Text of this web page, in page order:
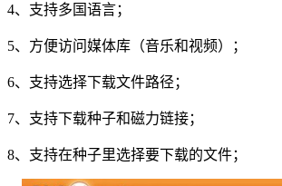
4、支持多国语言；
5、方便访问媒体库（音乐和视频）；
6、支持选择下载文件路径；
7、支持下载种子和磁力链接；
8、支持在种子里选择要下载的文件；